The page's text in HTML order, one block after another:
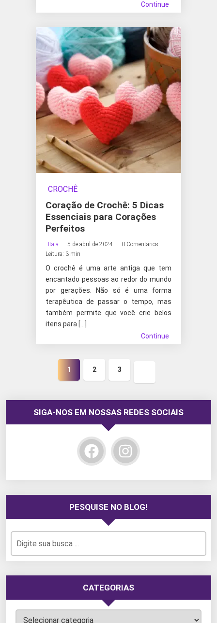
Continue
CROCHÊ
Coração de Crochê: 5 Dicas
Essenciais para Corações
Perfeitos
Itala 5 de abril de 2024
0 Comentários
Leitura: 3 min
O crochê é uma arte antiga que tem
encantado pessoas ao redor do mundo
por gerações. Não só é uma forma
terapêutica de passar o tempo, mas
também permite que você crie belos
itens para […]
Continue
1 2
3
SIGA-NOS EM NOSSAS REDES SOCIAIS
PESQUISE NO BLOG!
CATEGORIAS
Categorias